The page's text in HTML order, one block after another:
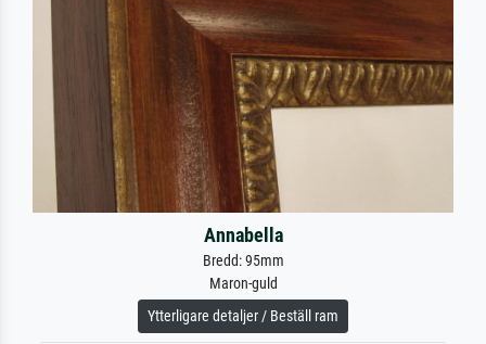
Annabella
Bredd: 95mm
Maron-guld
Ytterligare detaljer / Beställ ram